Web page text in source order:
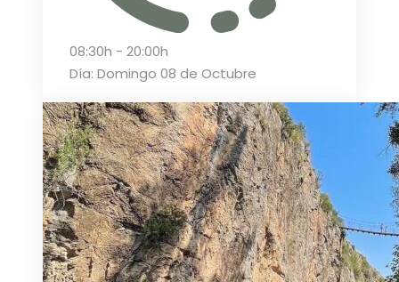
08:30h - 20:00h
Día: Domingo 08 de Octubre